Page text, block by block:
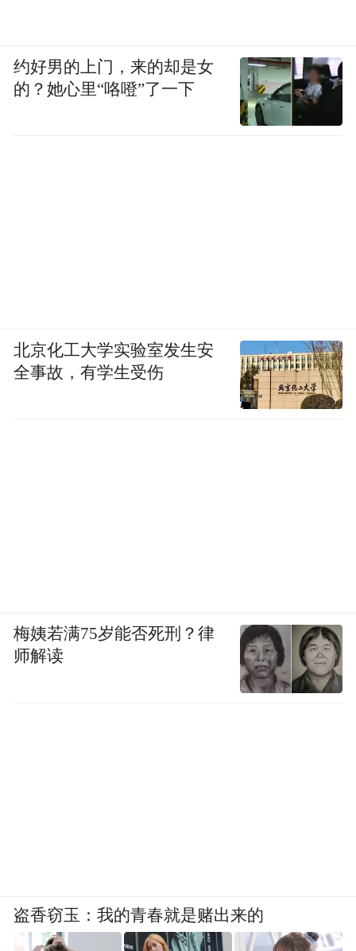
约好男的上门，来的却是女
的？她心里“咯噔”了一下
北京化工大学实验室发生安
全事故，有学生受伤
梅姨若满75岁能否死刑？律
师解读
盗香窃玉：我的青春就是赌出来的